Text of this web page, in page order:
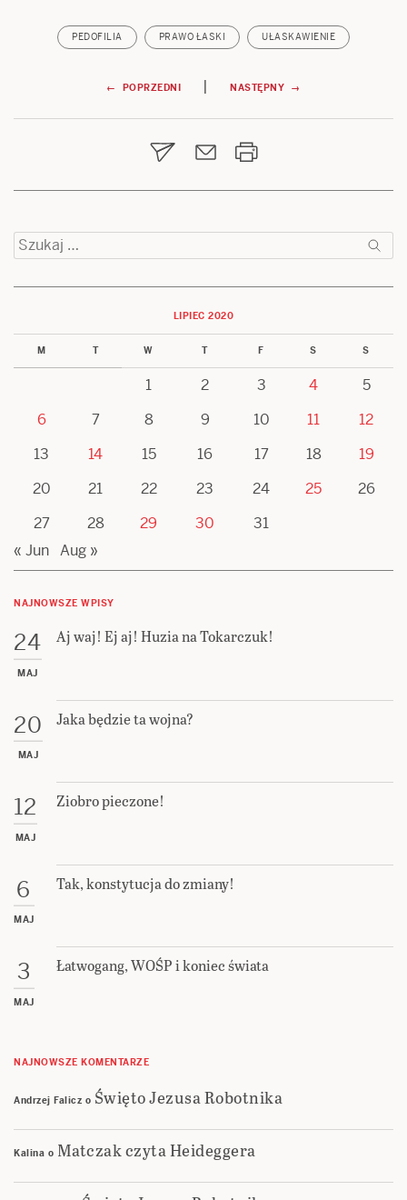
PEDOFILIA PRAWO ŁASKI UŁASKAWIENIE
Nawigacja
wpisu
← POPRZEDNI | NASTĘPNY →
Szukaj:
LIPIEC 2020
M T W T F S S
1 2 3 4
5
6
7 8 9 10 11
12
13
14 15 16 17 18
19
20
21 22 23 24 25
26
27
28 29 30
31
« Jun Aug »
NAJNOWSZE WPISY
24
MAJ
Aj waj! Ej aj! Huzia na Tokarczuk!
20
MAJ
Jaka będzie ta wojna?
12
MAJ
Ziobro pieczone!
6
MAJ
Tak, konstytucja do zmiany!
3
MAJ
Łatwogang, WOŚP i koniec świata
NAJNOWSZE KOMENTARZE
Andrzej Falicz o Święto Jezusa Robotnika
Kalina o Matczak czyta Heideggera